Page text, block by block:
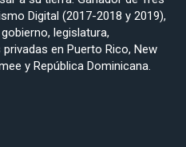
Digital (2017-2018 y 2019),
legislatura,
en Puerto Rico, New
y República Dominicana.